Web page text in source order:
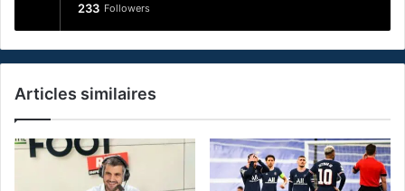
233 Followers
Articles similaires